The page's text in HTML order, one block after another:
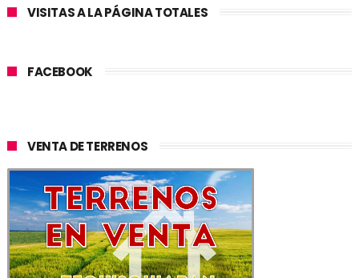
VISITAS A LA PÁGINA TOTALES
FACEBOOK
VENTA DE TERRENOS